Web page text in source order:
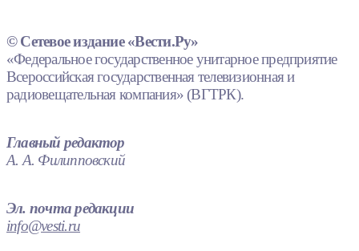
© Сетевое издание «Вести.Ру»
«Федеральное государственное унитарное предприятие
Всероссийская государственная телевизионная и
радиовещательная компания» (ВГТРК).
Главный редактор
А. А. Филипповский
Эл. почта редакции
info@vesti.ru